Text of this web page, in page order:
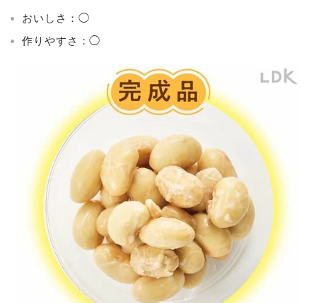
おいしさ：◯
作りやすさ：◯